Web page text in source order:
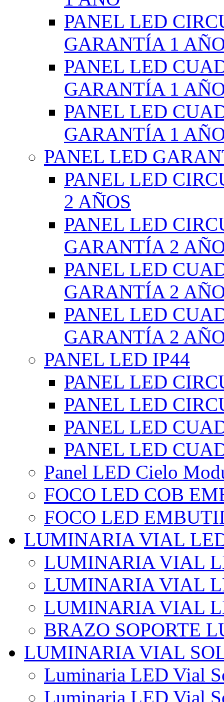
PANEL LED
GARANTÍA 1
PANEL LED
GARANTÍA 1
PANEL LED
GARANTÍA 1
PANEL LED
PANEL LED
2 AÑOS
PANEL LED
GARANTÍA 2
PANEL LED
GARANTÍA 2
PANEL LED
GARANTÍA 2
PANEL LED IP44
PANEL LED
PANEL LED
PANEL LED
PANEL LED
Panel LED Cielo
FOCO LED COB
FOCO LED
LUMINARIA VIAL
LUMINARIA VIAL
LUMINARIA VIAL
LUMINARIA VIAL
BRAZO SOPORTE
LUMINARIA VIAL
Luminaria LED Vial
Luminaria LED Vial